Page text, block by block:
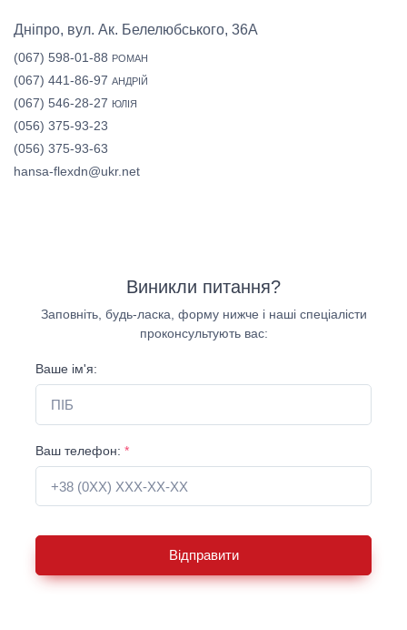
Дніпро, вул. Ак. Белелюбського, 36А
(067) 598-01-88 РОМАН
(067) 441-86-97 АНДРІЙ
(067) 546-28-27 ЮЛІЯ
(056) 375-93-23
(056) 375-93-63
hansa-flexdn@ukr.net
Виникли питання?
Заповніть, будь-ласка, форму нижче і наші спеціалісти
проконсультують вас:
Ваше ім'я:
Ваш телефон: *
Відправити